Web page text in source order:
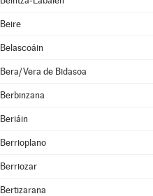
Beire
Belascoáin
Bera/Vera de Bidasoa
Berbinzana
Beriáin
Berrioplano
Berriozar
Bertizarana